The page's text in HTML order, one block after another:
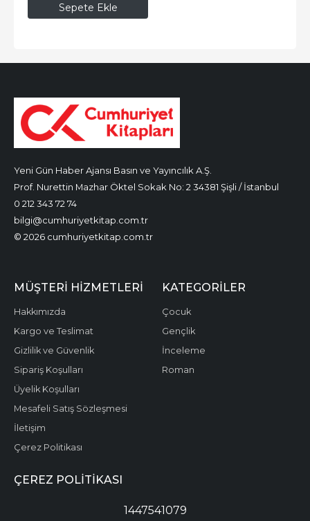
Sepete Ekle
Yeni Gün Haber Ajansı Basın ve Yayıncılık A.Ş.
Prof. Nurettin Mazhar Öktel Sokak No: 2 34381 Şişli / İstanbul
0 212 343 72 74
bilgi@cumhuriyetkitap.com.tr
© 2026 cumhuriyetkitap.com.tr
MÜŞTERI HIZMETLERI
Hakkımızda
Kargo ve Teslimat
Gizlilik ve Güvenlik
Sipariş Koşulları
Üyelik Koşulları
Mesafeli Satış Sözleşmesi
İletişim
Çerez Politikası
KATEGORILER
Çocuk
Gençlik
İnceleme
Roman
ÇEREZ POLITIKASI
1447541079